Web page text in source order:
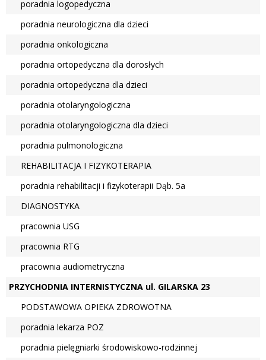
poradnia logopedyczna
poradnia neurologiczna dla dzieci
poradnia onkologiczna
poradnia ortopedyczna dla dorosłych
poradnia ortopedyczna dla dzieci
poradnia otolaryngologiczna
poradnia otolaryngologiczna dla dzieci
poradnia pulmonologiczna
REHABILITACJA I FIZYKOTERAPIA
poradnia rehabilitacji i fizykoterapii Dąb. 5a
DIAGNOSTYKA
pracownia USG
pracownia RTG
pracownia audiometryczna
PRZYCHODNIA INTERNISTYCZNA ul. GILARSKA 23
PODSTAWOWA OPIEKA ZDROWOTNA
poradnia lekarza POZ
poradnia pielęgniarki środowiskowo-rodzinnej